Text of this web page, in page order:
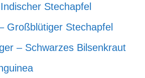
Stechapfel
Großblütiger Stechapfel
– Schwarzes Bilsenkraut